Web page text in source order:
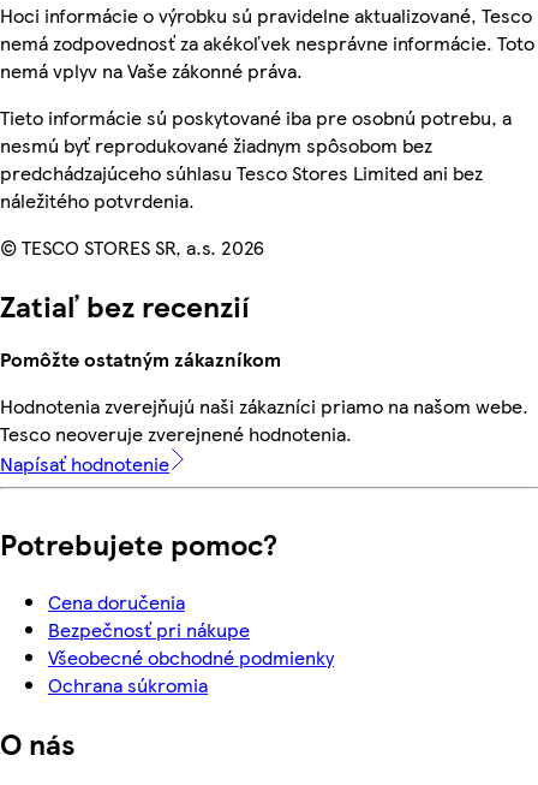
Hoci informácie o výrobku sú pravidelne aktualizované, Tesco
nemá zodpovednosť za akékoľvek nesprávne informácie. Toto
nemá vplyv na Vaše zákonné práva.
Tieto informácie sú poskytované iba pre osobnú potrebu, a
nesmú byť reprodukované žiadnym spôsobom bez
predchádzajúceho súhlasu Tesco Stores Limited ani bez
náležitého potvrdenia.
© TESCO STORES SR, a.s. 2026
Zatiaľ bez recenzií
Pomôžte ostatným zákazníkom
Hodnotenia zverejňujú naši zákazníci priamo na našom webe.
Tesco neoveruje zverejnené hodnotenia.
Napísať hodnotenie
Potrebujete pomoc?
Cena doručenia
Bezpečnosť pri nákupe
Všeobecné obchodné podmienky
Ochrana súkromia
O nás